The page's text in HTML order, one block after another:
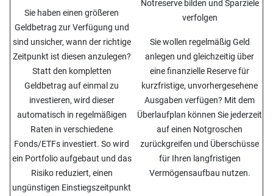
Sie haben einen größeren
Geldbetrag zur Verfügung und
sind unsicher, wann der richtige
Zeitpunkt ist diesen anzulegen?
Statt den kompletten
Geldbetrag auf einmal zu
investieren, wird dieser
automatisch in regelmäßigen
Raten in verschiedene
Fonds/ETFs investiert. So wird
ein Portfolio aufgebaut und das
Risiko reduziert, einen
ungünstigen Einstiegszeitpunkt
Notreserve bilden und Sparziele
verfolgen
Sie wollen regelmäßig Geld
anlegen und gleichzeitig über
eine finanzielle Reserve für
kurzfristige, unvorhergesehene
Ausgaben verfügen? Mit dem
Überlaufplan können Sie jederzeit
auf einen Notgroschen
zurückgreifen und Überschüsse
für Ihren langfristigen
Vermögensaufbau nutzen.